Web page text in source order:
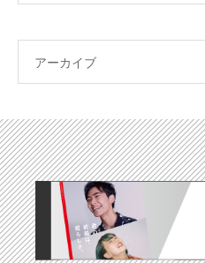
アーカイブ